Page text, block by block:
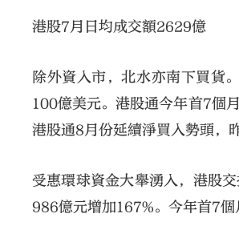
港股7月日均成交額2629億
除外資入市，北水亦南下買貨
100億美元。港股通今年首7個
港股通8月份延續淨買入勢頭，
受惠環球資金大舉湧入，港股
986億元增加167%。今年首7個